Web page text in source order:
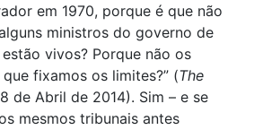
em 1970, porque é que não
ministros do governo de
vivos? Porque não os
fixamos os limites?” (The
de Abril de 2014). Sim – e se
mesmos tribunais antes